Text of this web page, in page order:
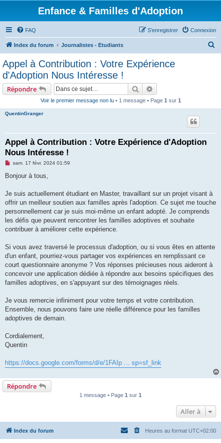
Enfance & Familles d'Adoption
FAQ Connexion
S’enregistrer
Index du forum Journalistes - Etudiants
Appel à Contribution : Votre Expérience
d'Adoption Nous Intéresse !
Répondre Rechercher
Voir le premier message non lu• 1 message • Page 1 sur 1
QuentinGranger
Appel à Contribution : Votre Expérience d'Adoption
Nous Intéresse !
M
s
g
n
o
l
u
sam. 17 févr. 2024 01:59
Bonjour à tous,
Je suis actuellement étudiant en Master, travaillant sur un projet visant à
offrir un meilleur soutien aux familles après l'adoption. Ce sujet me touche
personnellement car je suis moi-même un enfant adopté. Je comprends
les défis que peuvent rencontrer les familles adoptives et souhaite
contribuer à améliorer cette expérience.
Si vous avez traversé le processus d'adoption, ou si vous êtes en attente
d'un enfant, pourriez-vous partager vos expériences en remplissant ce
court questionnaire anonyme ? Vos réponses précieuses nous aideront à
concevoir une application dédiée à répondre aux besoins spécifiques des
familles adoptives, en s'appuyant sur des témoignages réels.
Je vous remercie infiniment pour votre temps et votre contribution.
Ensemble, nous pouvons faire une réelle différence pour les familles
adoptives de demain.
Cordialement,
Quentin
https://docs.google.com/forms/d/e/1FAIp ... sp=sf_link
Répondre
1 message • Page 1 sur 1
Aller à
Index du forum Heures au format UTC+02:00